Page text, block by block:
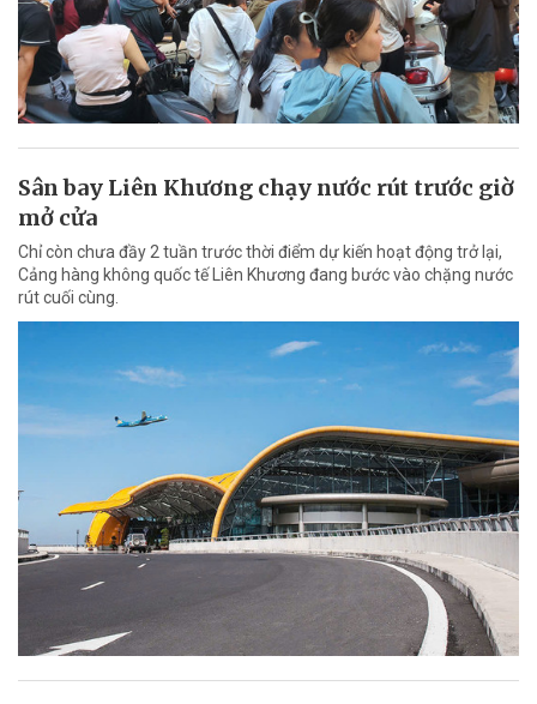
Sân bay Liên Khương chạy nước rút trước giờ
mở cửa
Chỉ còn chưa đầy 2 tuần trước thời điểm dự kiến hoạt động trở lại,
Cảng hàng không quốc tế Liên Khương đang bước vào chặng nước
rút cuối cùng.